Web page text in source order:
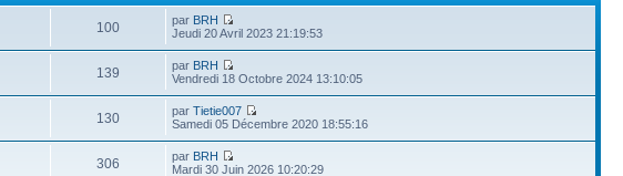
100 par BRH
Jeudi 20 Avril 2023 21:19:53
139 par BRH
Vendredi 18 Octobre 2024 13:10:05
130 parTietie007
Samedi 05 Décembre 2020 18:55:16
306 par BRH
Mardi 30 Juin 2026 10:20:29